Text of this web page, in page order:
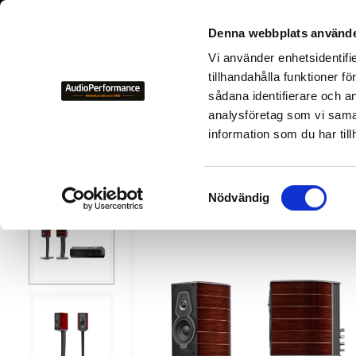
Denna webbplats
Vi använder
tillhandahålla funktioner
sådana identifierare och
analysföretag som vi
information som du har
a
c
k
e
Nödvändig
BEGAGNAD HIFI
Tillverkare A